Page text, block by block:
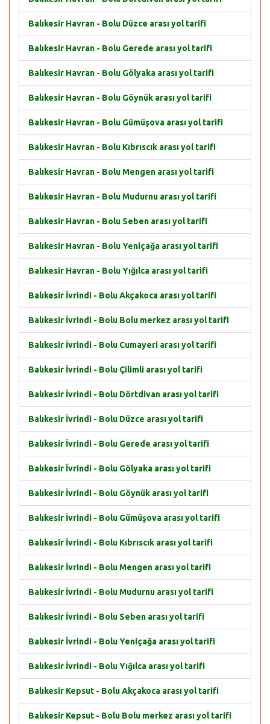
Balıkesir Havran - Bolu Düzce arası yol tarifi
Balıkesir Havran - Bolu Gerede arası yol tarifi
Balıkesir Havran - Bolu Gölyaka arası yol tarifi
Balıkesir Havran - Bolu Göynük arası yol tarifi
Balıkesir Havran - Bolu Gümüşova arası yol tarifi
Balıkesir Havran - Bolu Kıbrıscık arası yol tarifi
Balıkesir Havran - Bolu Mengen arası yol tarifi
Balıkesir Havran - Bolu Mudurnu arası yol tarifi
Balıkesir Havran - Bolu Seben arası yol tarifi
Balıkesir Havran - Bolu Yeniçağa arası yol tarifi
Balıkesir Havran - Bolu Yığılca arası yol tarifi
Balıkesir İvrindi - Bolu Akçakoca arası yol tarifi
Balıkesir İvrindi - Bolu Bolu merkez arası yol tarifi
Balıkesir İvrindi - Bolu Cumayeri arası yol tarifi
Balıkesir İvrindi - Bolu Çilimli arası yol tarifi
Balıkesir İvrindi - Bolu Dörtdivan arası yol tarifi
Balıkesir İvrindi - Bolu Düzce arası yol tarifi
Balıkesir İvrindi - Bolu Gerede arası yol tarifi
Balıkesir İvrindi - Bolu Gölyaka arası yol tarifi
Balıkesir İvrindi - Bolu Göynük arası yol tarifi
Balıkesir İvrindi - Bolu Gümüşova arası yol tarifi
Balıkesir İvrindi - Bolu Kıbrıscık arası yol tarifi
Balıkesir İvrindi - Bolu Mengen arası yol tarifi
Balıkesir İvrindi - Bolu Mudurnu arası yol tarifi
Balıkesir İvrindi - Bolu Seben arası yol tarifi
Balıkesir İvrindi - Bolu Yeniçağa arası yol tarifi
Balıkesir İvrindi - Bolu Yığılca arası yol tarifi
Balıkesir Kepsut - Bolu Akçakoca arası yol tarifi
Balıkesir Kepsut - Bolu Bolu merkez arası yol tarifi